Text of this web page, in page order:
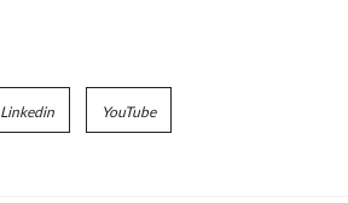
Linkedin YouTube